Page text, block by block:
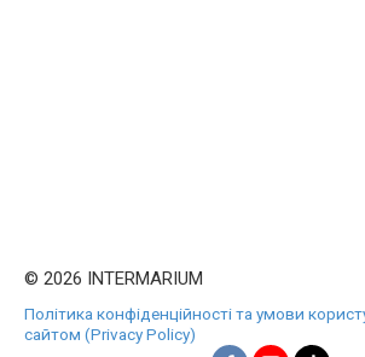
© 2026 INTERMARIUM
Політика конфіденційності та умови
сайтом (Privacy Policy)